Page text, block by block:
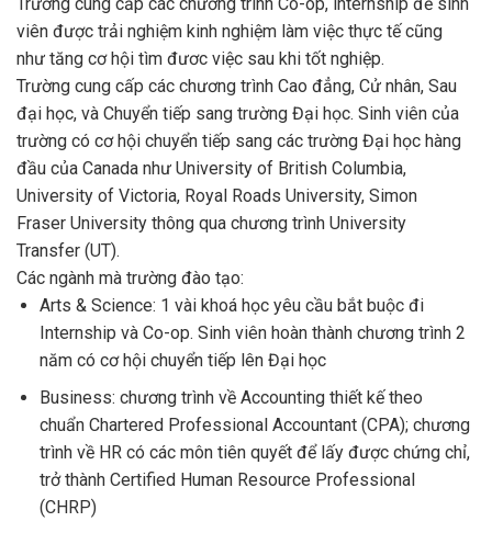
viên được trải nghiệm kinh nghiệm làm việc thực tế cũng
như tăng cơ hội tìm đươc việc sau khi tốt nghiệp.
Trường cung cấp các chương trình Cao đẳng, Cử nhân, Sau
đại học, và Chuyển tiếp sang trường Đại học. Sinh viên của
trường có cơ hội chuyển tiếp sang các trường Đại học hàng
đầu của Canada như University of British Columbia,
University of Victoria, Royal Roads University, Simon
Fraser University thông qua chương trình University
Transfer (UT).
Các ngành mà trường đào tạo:
Arts & Science: 1 vài khoá học yêu cầu bắt buộc đi
Internship và Co-op. Sinh viên hoàn thành chương trình 2
năm có cơ hội chuyển tiếp lên Đại học
Business: chương trình về Accounting thiết kế theo
chuẩn Chartered Professional Accountant (CPA); chương
trình về HR có các môn tiên quyết để lấy được chứng chỉ,
trở thành Certified Human Resource Professional
(CHRP)